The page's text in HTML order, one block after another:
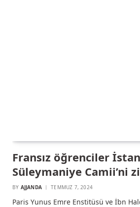
Fransız öğrenciler
Süleymaniye Camii’ni
BY AJJANDA TEMMUZ 7, 2024
Paris Yunus Emre Enstitüsü ve İbn